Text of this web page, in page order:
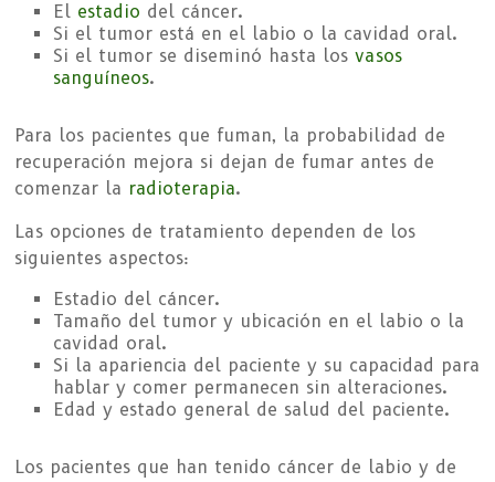
El estadio del cáncer.
Si el tumor está en el labio o la cavidad oral.
Si el tumor se diseminó hasta losvasos
sanguíneos.
Para los pacientes que fuman, la probabilidad de
recuperación mejora si dejan de fumar antes de
comenzar la radioterapia.
Las opciones de tratamiento dependen de los
siguientes aspectos:
Estadio del cáncer.
Tamaño del tumor y ubicación en el labio o la
cavidad oral.
Si la apariencia del paciente y su capacidad para
hablar y comer permanecen sin alteraciones.
Edad y estado general de salud del paciente.
Los pacientes que han tenido cáncer de labio y de